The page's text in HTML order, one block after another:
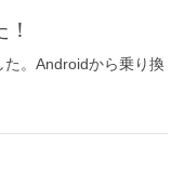
。Androidから乗り換